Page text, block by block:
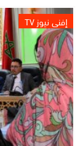
إفني نيوز TV